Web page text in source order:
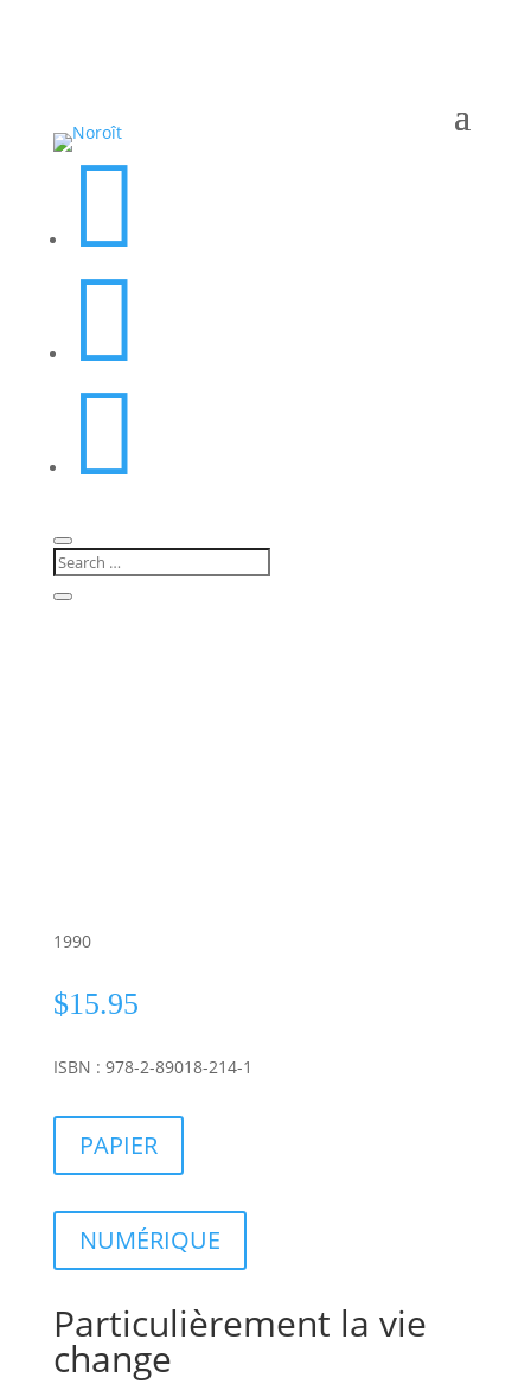



1990
$15.95
ISBN : 978-2-89018-214-1
PAPIER
NUMÉRIQUE
Particulièrement la vie
change